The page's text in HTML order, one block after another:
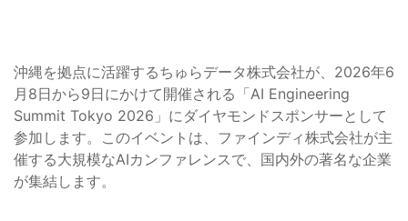
沖縄を拠点に活躍するちゅらデータ株式会社が、2026年6
月8日から9日にかけて開催される「AI Engineering
Summit Tokyo 2026」にダイヤモンドスポンサーとして
参加します。このイベントは、ファインディ株式会社が主
催する大規模なAIカンファレンスで、国内外の著名な企業
が集結します。